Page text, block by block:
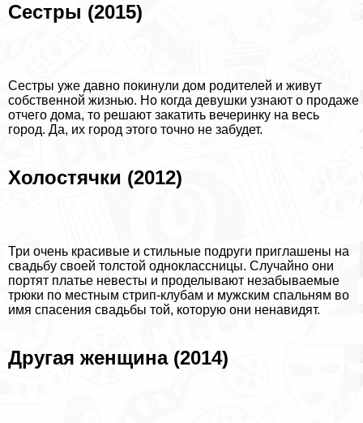
Сестры (2015)
Сестры уже давно покинули дом родителей и живут
собственной жизнью. Но когда дeвyшки узнают о продаже
отчего дома, то решают закатить вечеринку на весь
город. Да, их город этого точно не забудет.
Холостячки (2012)
Три очень красивые и стильные подруги приглашены на
свадьбу своей толстой одноклассницы. Случайно они
портят платье невесты и проделывают незабываемые
трюки по местным стрип-клубам и мужским спальням во
имя спасения свадьбы той, которую они ненавидят.
Другая женщина (2014)